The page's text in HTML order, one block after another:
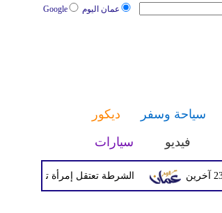
عمان اليوم Google
سياحة وسفر
ديكور
فيديو سيارات
الشرطة تعتقل إمرأة تم القبض عليها